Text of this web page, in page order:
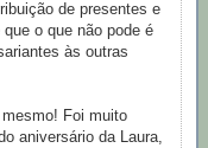
de presentes e
o que não pode é
às outras
Foi muito
aniversário da Laura,